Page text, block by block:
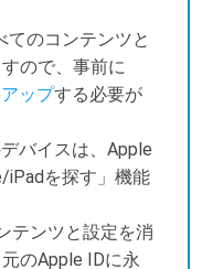
てのコンテンツと
ので、事前に
ップする必要が
バイスは、Apple
iPadを探す」機能
テンツと設定を消
のApple IDに永